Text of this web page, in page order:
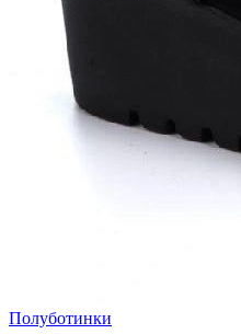
Полуботинки